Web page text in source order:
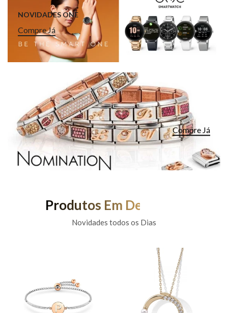
NOVIDADES ONE
Compre Já
Compre Já
Produtos Em Destaque
Novidades todos os Dias